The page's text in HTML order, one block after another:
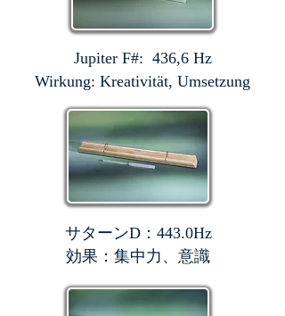
Jupiter F#: 436,6 Hz
Wirkung: Kreativität, Umsetzung
サターンD：443.0Hz
効果：集中力、意識